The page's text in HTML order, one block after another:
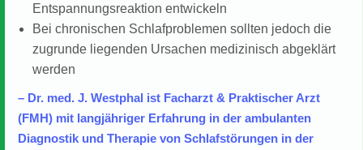
Entspannungsreaktion entwickeln
Bei chronischen Schlafproblemen sollten jedoch die
zugrunde liegenden Ursachen medizinisch abgeklärt
werden
– Dr. med. J. Westphal ist Facharzt & Praktischer Arzt
(FMH) mit langjähriger Erfahrung in der ambulanten
Diagnostik und Therapie von Schlafstörungen in der